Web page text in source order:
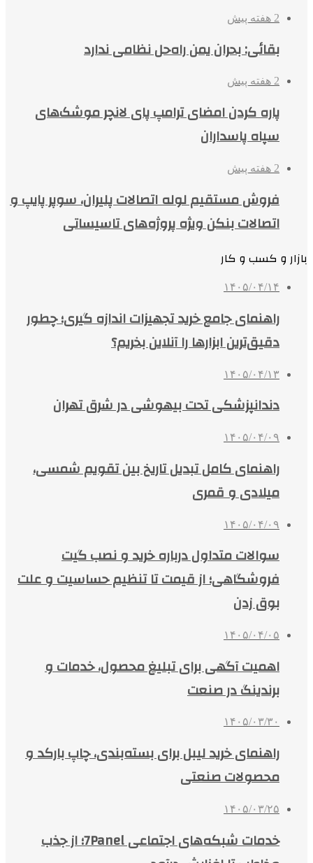
2 هفته پیش
بقائی: بحران یمن راه‌حل نظامی ندارد
2 هفته پیش
پاره کردن امضای ترامپ پای لانچر موشک‌های
سپاه پاسداران
2 هفته پیش
فروش مستقیم لوله اتصالات پلیران، سوپر پایپ و
اتصالات بنکن ویژه پروژه‌های تاسیساتی
بازار و کسب و کار
۱۴۰۵/۰۴/۱۴
راهنمای جامع خرید تجهیزات اندازه گیری؛ چطور
دقیق‌ترین ابزارها را آنلاین بخریم؟
۱۴۰۵/۰۴/۱۳
دندانپزشکی تحت بیهوشی در شرق تهران
۱۴۰۵/۰۴/۰۹
راهنمای کامل تبدیل تاریخ بین تقویم شمسی،
میلادی و قمری
۱۴۰۵/۰۴/۰۹
سوالات متداول درباره خرید و نصب گیت
فروشگاهی؛ از قیمت تا تنظیم حساسیت و علت
بوق زدن
۱۴۰۵/۰۴/۰۵
اهمیت آگهی برای تبلیغ محصول، خدمات و
برندینگ در صنعت
۱۴۰۵/۰۳/۳۰
راهنمای خرید لیبل برای بسته‌بندی، چاپ بارکد و
محصولات صنعتی
۱۴۰۵/۰۳/۲۵
خدمات شبکه‌های اجتماعی 7Panel؛ از جذب